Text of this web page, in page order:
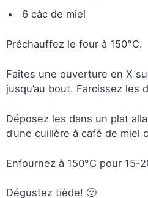
6 càc de miel
Préchauffez le four à 150°C.
Faites une ouverture en X
jusqu’au bout. Farcissez les
Déposez les dans un plat
d’une cuillère à café de miel
Enfournez à 150°C pour 15-
Dégustez tiède! 🙂